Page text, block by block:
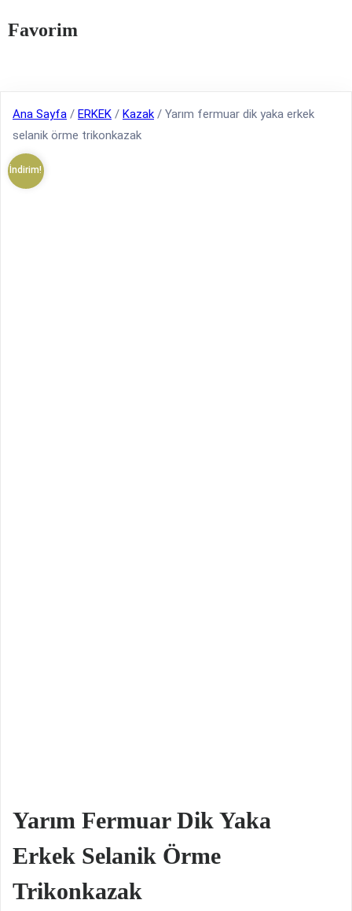
Favorim
Ana Sayfa / ERKEK / Kazak / Yarım fermuar dik yaka erkek
selanik örme trikonkazak
İndirim!
Yarım Fermuar Dik Yaka
Erkek Selanik Örme
Trikonkazak